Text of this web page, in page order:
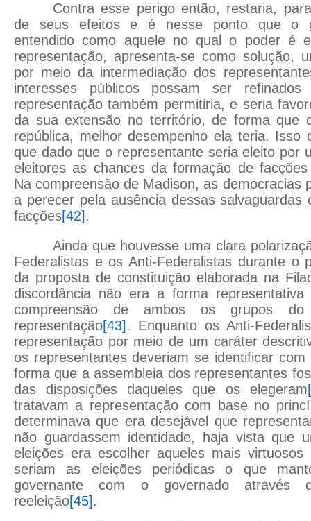
Contra esse perigo então, restaria,
de seus efeitos e é nesse ponto que o
entendido como aquele no qual o poder é
representação, apresenta-se como solução,
por meio da intermediação dos
interesses públicos possam ser refinados
representação também permitiria, e seria
da sua extensão no território, de forma que
república, melhor desempenho ela teria. Isso
que dado que o representante seria eleito por
eleitores as chances da formação de
Na compreensão de Madison, as democracias
a perecer pela ausência dessas
facções[42].
Ainda que houvesse uma clara
Federalistas e os Anti-Federalistas durante o
da proposta de constituição elaborada na
discordância não era a forma
compreensão de ambos os grupos
representação[43]. Enquanto os Anti-
representação por meio de um caráter
os representantes deveriam se identificar
forma que a assembleia dos representantes
das disposições daqueles que os elegeram
tratavam a representação com base no
determinava que era desejável que
não guardassem identidade, haja vista que
eleições era escolher aqueles mais
seriam as eleições periódicas o que
governante com o governado através
reeleição[45].